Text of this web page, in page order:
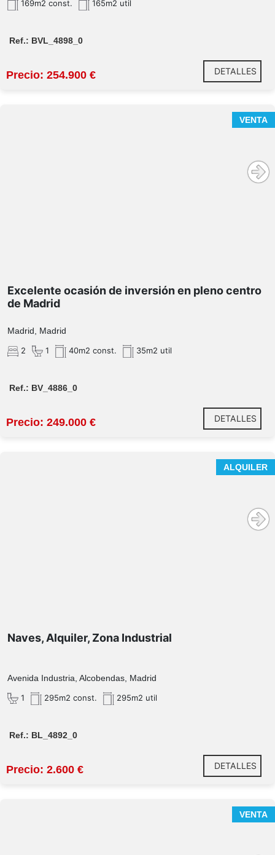
diáfana y óptima.
5 minutos de la estación de Renfe Valdelasfuentes
y del Nuevo Ayuntamiento.
Funcionalidad:
Ambos cuentan con salida de
humos, acceso a zonas de office y excelente
Inmuebles con total independencia
y referencias catastrales propias, lo que facilita
inmuebles con uso exclusivo comercial/terciario,
¡No dejes escapar esta ocasión de hacer crecer tu
cartera inmobiliaria!
169m2 const. 165m2 util
Ref.: BVL_4898_0
Precio: 254.900 € DETALLES
VENTA
Excelente ocasión de inversión en pleno centro
de Madrid
Madrid, Madrid
2
1 40m2 const. 35m2 util
Ref.: BV_4886_0
Precio: 249.000 € DETALLES
ALQUILER
Despacho Independiente:
Zona de Gestión Interior:
Oficina Representativa:
Naves, Alquiler, Zona Industrial
Avenida Industria, Alcobendas, Madrid
1
295m2 const. 295m2 util
Ref.: BL_4892_0
Precio: 2.600 € DETALLES
VENTA